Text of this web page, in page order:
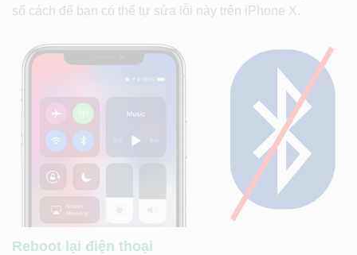
số cách để bạn có thể tự sửa lỗi này trên iPhone X.
Reboot lại điện thoại